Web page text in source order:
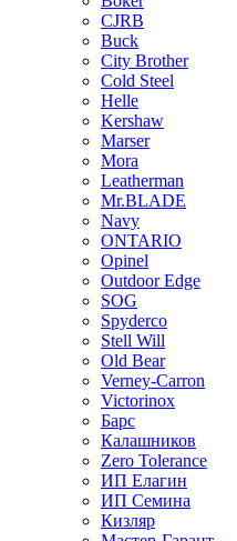
CJRB
Buck
City Brother
Cold Steel
Helle
Kershaw
Marser
Mora
Leatherman
Mr.BLADE
Navy
ONTARIO
Opinel
Outdoor Edge
SOG
Spyderco
Stell Will
Old Bear
Verney-Carron
Victorinox
Барс
Калашников
Zero Tolerance
ИП Елагин
ИП Семина
Кизляр